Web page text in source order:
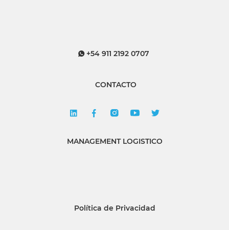
+54 911 2192 0707
CONTACTO
MANAGEMENT LOGISTICO
Política de Privacidad